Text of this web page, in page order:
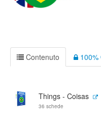
Contenuto 100%
Things - Coisas
36 schede